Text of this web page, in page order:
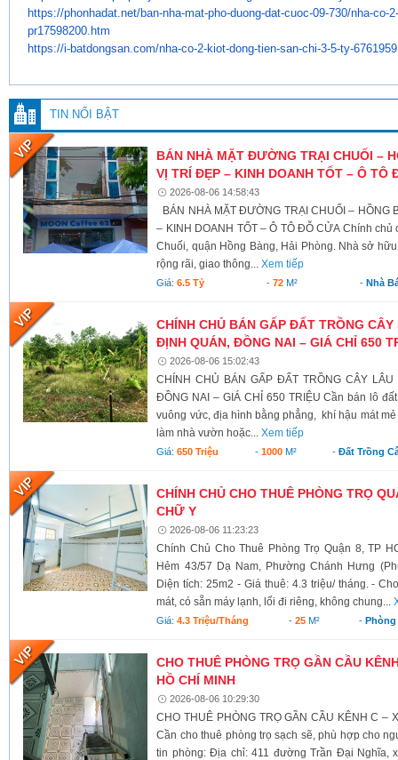
https://phonhadat.net/ban-nha-mat-pho-duong-dat-cuoc-09-730/nha-co-
pr17598200.htm
https://i-batdongsan.com/nha-co-2-kiot-dong-tien-san-chi-3-5-ty-
TIN NỔI BẬT
BÁN NHÀ MẶT ĐƯỜNG TRẠI CHUỐI –
VỊ TRÍ ĐẸP – KINH DOANH TỐT – Ô TÔ
2026-08-06 14:58:43
BÁN NHÀ MẶT ĐƯỜNG TRẠI CHUỐI – HỒNG
– KINH DOANH TỐT – Ô TÔ ĐỖ CỬA Chính
Chuối, quận Hồng Bàng, Hải Phòng. Nhà sở
rộng rãi, giao thông...Xem tiếp
Giá:6.5 Tỷ -72 M² - Nhà
CHÍNH CHỦ BÁN GẤP ĐẤT TRỒNG
ĐỊNH QUÁN, ĐỒNG NAI – GIÁ CHỈ 650
2026-08-06 15:02:43
CHÍNH CHỦ BÁN GẤP ĐẤT TRỒNG CÂY LÂU
ĐỒNG NAI – GIÁ CHỈ 650 TRIỆU Cần bán lô
vuông vức, địa hình bằng phẳng, khí hậu mát
làm nhà vườn hoặc...Xem tiếp
Giá:650 Triệu - 1000M² -Đất Trồng
CHÍNH CHỦ CHO THUÊ PHÒNG TRỌ
CHỮ Y
2026-08-06 11:23:23
Chính Chủ Cho Thuê Phòng Trọ Quận 8, TP
Hẻm 43/57 Dạ Nam, Phường Chánh Hưng
Diện tích: 25m2 - Giá thuê: 4.3 triệu/ tháng. -
mát, có sẵn máy lạnh, lối đi riêng, không chung...
Giá:4.3 Triệu/tháng - 25M² -Phòng
CHO THUÊ PHÒNG TRỌ GẦN CẦU
HỒ CHÍ MINH
2026-08-06 10:29:30
CHO THUÊ PHÒNG TRỌ GẦN CẦU KÊNH C –
Cần cho thuê phòng trọ sạch sẽ, phù hợp cho
tin phòng: Địa chỉ: 411 đường Trần Đại Nghĩa,